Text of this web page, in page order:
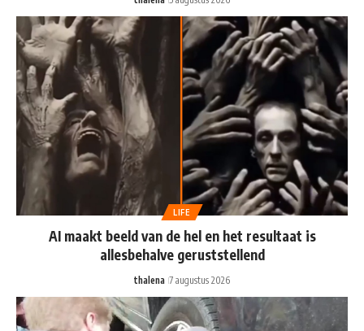
LIFE
AI maakt beeld van de hel en het resultaat is
allesbehalve geruststellend
thalena 7 augustus 2026